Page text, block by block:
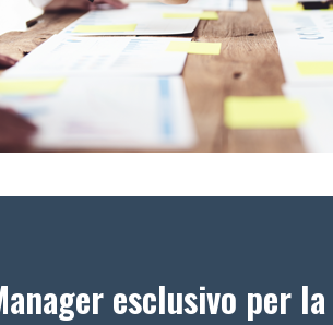
esclusivo per